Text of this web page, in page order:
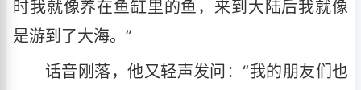
时我就像养在鱼缸里的鱼，来到大陆后我就像
是游到了大海。”
话音刚落，他又轻声发问：“我的朋友们也